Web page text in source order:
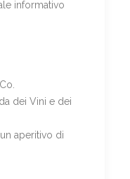
informativo
dei Vini e dei
aperitivo di